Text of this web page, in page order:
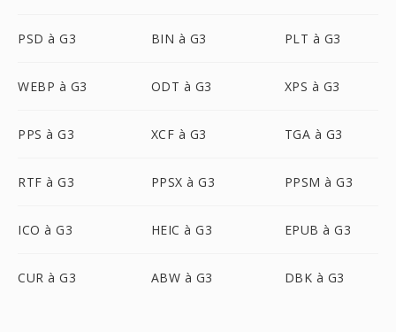
PSD à G3 BIN à G3 PLT à G3
WEBP à G3 ODT à G3 XPS à G3
PPS à G3 XCF à G3 TGA à G3
RTF à G3 PPSX à G3 PPSM à G3
ICO à G3 HEIC à G3 EPUB à G3
CUR à G3 ABW à G3 DBK à G3